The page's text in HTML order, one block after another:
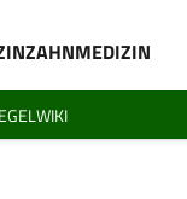
ZAHNMEDIZIN
WIKI